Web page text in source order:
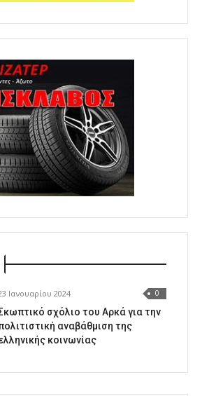
Ιανουαρίου 2024 0
σχόλιο του Αρκά για την
αναβάθμιση της
κοινωνίας